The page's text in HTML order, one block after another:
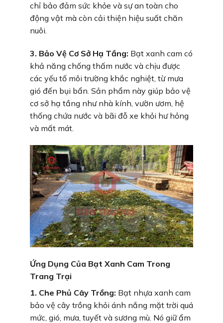
chỉ bảo đảm sức khỏe và sự an toàn cho
động vật mà còn cải thiện hiệu suất chăn
nuôi.
3. Bảo Vệ Cơ Sở Hạ Tầng: Bạt xanh cam có
khả năng chống thấm nước và chịu được
các yếu tố môi trường khắc nghiệt, từ mưa
gió đến bụi bẩn. Sản phẩm này giúp bảo vệ
cơ sở hạ tầng như nhà kính, vườn ươm, hệ
thống chứa nước và bãi đỗ xe khỏi hư hỏng
và mất mát.
Ứng Dụng Của Bạt Xanh Cam Trong
Trang Trại
1. Che Phủ Cây Trồng: Bạt nhựa xanh cam
bảo vệ cây trồng khỏi ánh nắng mặt trời quá
mức, gió, mưa, tuyết và sương mù. Nó giữ ẩm